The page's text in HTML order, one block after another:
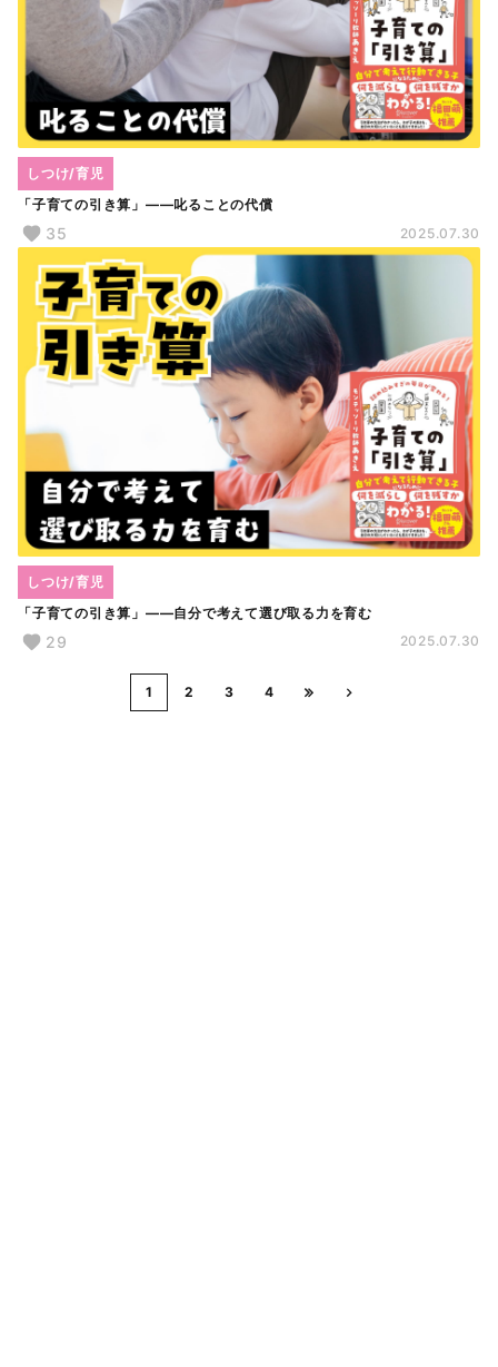
「子育ての引き算」――叱ることの代償
しつけ/育児
35 2025.07.30
「子育ての引き算」――自分で考えて選び取る力を育む
しつけ/育児
29 2025.07.30
1 2 3 4